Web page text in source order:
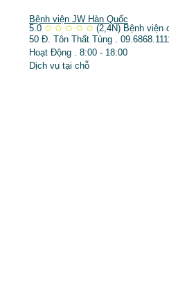
Bệnh viện JW Hàn Quốc
5.0 ✩ ✩ ✩ ✩ ✩ (2,4N) Bệnh viện
50 Đ. Tôn Thất Tùng .
Hoạt Động . 8:00 - 18:00
Dịch vụ tại chỗ